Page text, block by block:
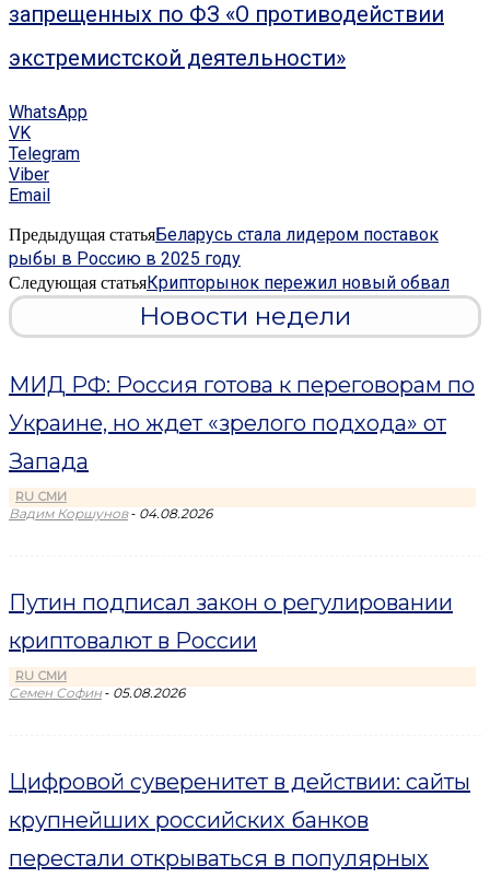
запрещенных по ФЗ «О противодействии
экстремистской деятельности»
WhatsApp
VK
Telegram
Viber
Email
Предыдущая статьяБеларусь стала лидером поставок
рыбы в Россию в 2025 году
Следующая статьяКрипторынок пережил новый обвал
Новости недели
МИД РФ: Россия готова к переговорам по
Украине, но ждет «зрелого подхода» от
Запада
RU СМИ
Вадим Коршунов - 04.08.2026
Путин подписал закон о регулировании
криптовалют в России
RU СМИ
Семен Софин - 05.08.2026
Цифровой суверенитет в действии: сайты
крупнейших российских банков
перестали открываться в популярных